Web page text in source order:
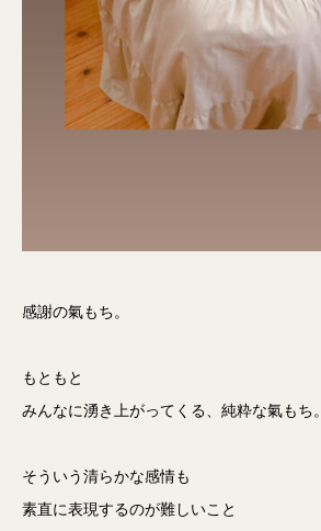
感謝の氣もち。
もともと
みんなに湧き上がってくる、純粋な氣もち。
そういう清らかな感情も
素直に表現するのが難しいこと